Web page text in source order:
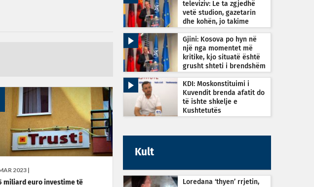
2023 |
miliard euro investime të
televiziv: Le ta zgjedhë
vetë studion, gazetarin
dhe kohën, jo takime
Gjini: Kosova po hyn në
një nga momentet më
kritike, kjo situatë është
grusht shteti i brendshëm
KDI: Moskonstituimi i
Kuvendit brenda afatit do
të ishte shkelje e
Kushtetutës
Kult
Loredana ‘thyen’ rrjetin,